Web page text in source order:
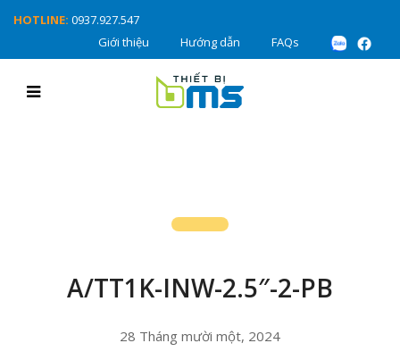
HOTLINE: 0937.927.547
Giới thiệu
Hướng dẫn FAQs
A/TT1K-INW-2.5″-2-PB
28 Tháng mười một, 2024